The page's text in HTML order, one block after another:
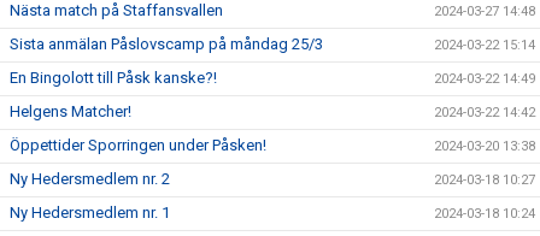
Nästa match på Staffansvallen 2024-03-27 14:48
Sista anmälan Påslovscamp på måndag 25/3 2024-03-22 15:14
En Bingolott till Påsk kanske?! 2024-03-22 14:49
Helgens Matcher! 2024-03-22 14:42
Öppettider Sporringen under Påsken! 2024-03-20 13:38
Ny Hedersmedlem nr. 2 2024-03-18 10:27
Ny Hedersmedlem nr. 1 2024-03-18 10:24